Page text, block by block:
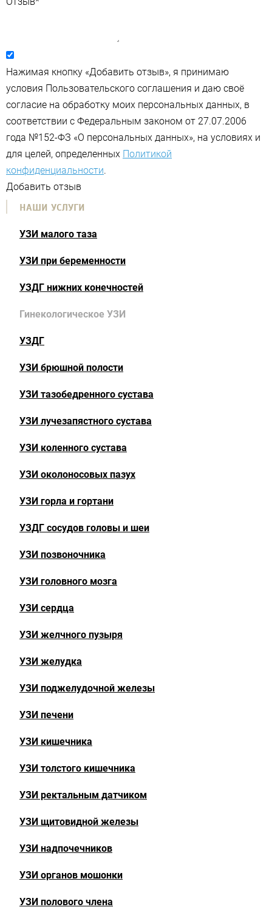
Нажимая кнопку «Добавить отзыв», я принимаю
условия Пользовательского соглашения и даю своё
согласие на обработку моих персональных данных, в
соответствии с Федеральным законом от 27.07.2006
года №152-ФЗ «О персональных данных», на условиях и
для целей, определенных Политикой
конфиденциальности.
Добавить отзыв
НАШИ УСЛУГИ
УЗИ малого таза
УЗИ при беременности
УЗДГ нижних конечностей
Гинекологическое УЗИ
УЗДГ
УЗИ брюшной полости
УЗИ тазобедренного сустава
УЗИ лучезапястного сустава
УЗИ коленного сустава
УЗИ околоносовых пазух
УЗИ горла и гортани
УЗДГ сосудов головы и шеи
УЗИ позвоночника
УЗИ головного мозга
УЗИ сердца
УЗИ желчного пузыря
УЗИ желудка
УЗИ поджелудочной железы
УЗИ печени
УЗИ кишечника
УЗИ толстого кишечника
УЗИ ректальным датчиком
УЗИ щитовидной железы
УЗИ надпочечников
УЗИ органов мошонки
УЗИ полового члена